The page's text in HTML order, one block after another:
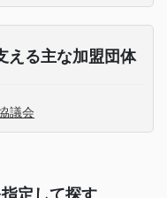
える主な加盟団体
議会
定して探す